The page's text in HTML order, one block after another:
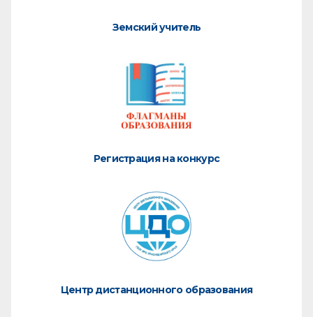
Земский учитель
Регистрация на конкурс
Центр дистанционного образования